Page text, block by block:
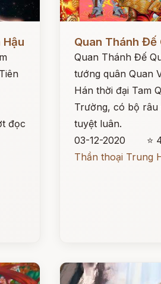
đọc
Quan Thánh Đế
Quan Thánh Đế
tướng quân Quan
Hán thời đại Tam
Trường, có bộ râu
tuyệt luân.
03-12-2020
⭐
Thần thoại Trung